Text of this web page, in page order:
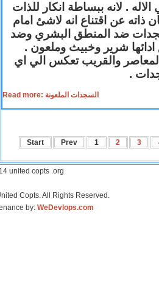
. لانه ببساطة انكار للذات
ذاته عن اقتناع انه لاشئ امام
ضد المنطق البشري وضد
ادائها شرير وخبيث وملعون .
المعاصر والقريب تعكس الي اي
.
Read more: السجدات الملعونة
Start Prev 1 2 3
united copts .org
Copts. All Rights Reserved.
by: WeDevlops.com